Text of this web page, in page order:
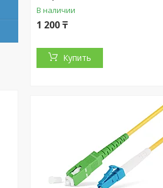
В наличии
1 200 ₸
Купить